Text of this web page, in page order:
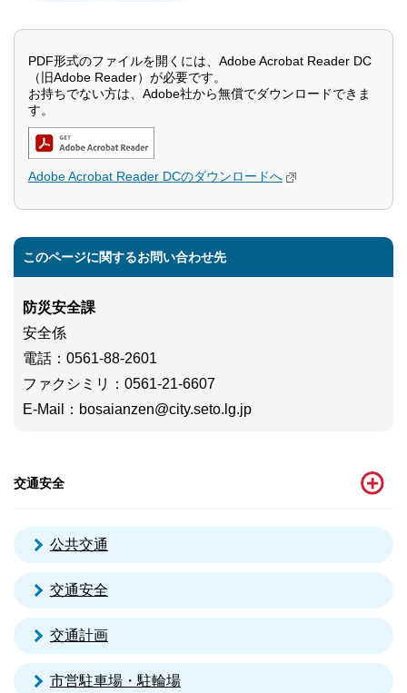
PDF形式のファイルを開くには、Adobe Acrobat Reader DC
（旧Adobe Reader）が必要です。
お持ちでない方は、Adobe社から無償でダウンロードできま
す。
Adobe Acrobat Reader DCのダウンロードへ
このページに関するお問い合わせ先
防災安全課
安全係
電話 ：0561-88-2601
ファクシミリ
：0561-21-6607
E-Mail
： bosaianzen@city.seto.lg.jp
交通安全
公共交通
交通安全
交通計画
市営駐車場・駐輪場